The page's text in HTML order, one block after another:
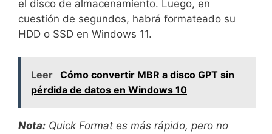
el disco de almacenamiento. Luego, en
cuestión de segundos, habrá formateado su
HDD o SSD en Windows 11.
Leer Cómo convertir MBR a disco GPT sin
pérdida de datos en Windows 10
Nota: Quick Format es más rápido, pero no